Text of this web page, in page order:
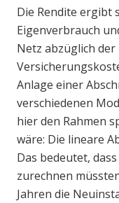
Die Rendite ergibt
Eigenverbrauch
Netz abzüglich
Anlage einer
verschiedenen
hier den Rahmen
wäre: Die lineare
Das bedeutet,
zurechnen
Jahren die